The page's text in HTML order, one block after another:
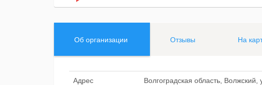
Об организации Отзывы На
Адрес Волгоградская область,